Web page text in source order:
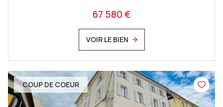
67 580 €
VOIR LE BIEN
COUP DE COEUR